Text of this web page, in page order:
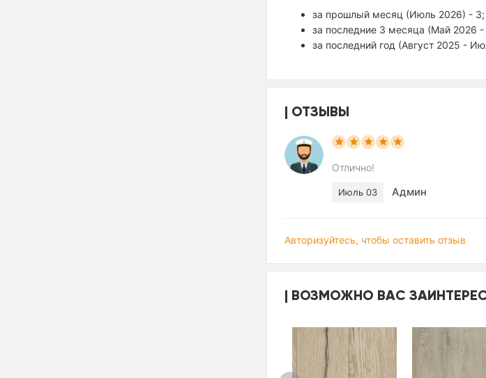
за прошлый месяц (Июль 2026) - 3;
за последние 3 месяца (Май 2026
за последний год (Август 2025 -
ОТЗЫВЫ
Отлично!
Июль 03 Админ
Авторизуйтесь, чтобы оставить отзыв
ВОЗМОЖНО ВАС